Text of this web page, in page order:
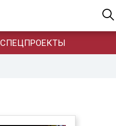
СПЕЦПРОЕКТЫ